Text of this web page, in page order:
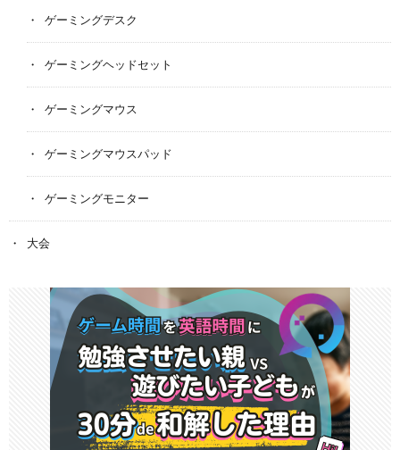
ゲーミングデスク
ゲーミングヘッドセット
ゲーミングマウス
ゲーミングマウスパッド
ゲーミングモニター
大会